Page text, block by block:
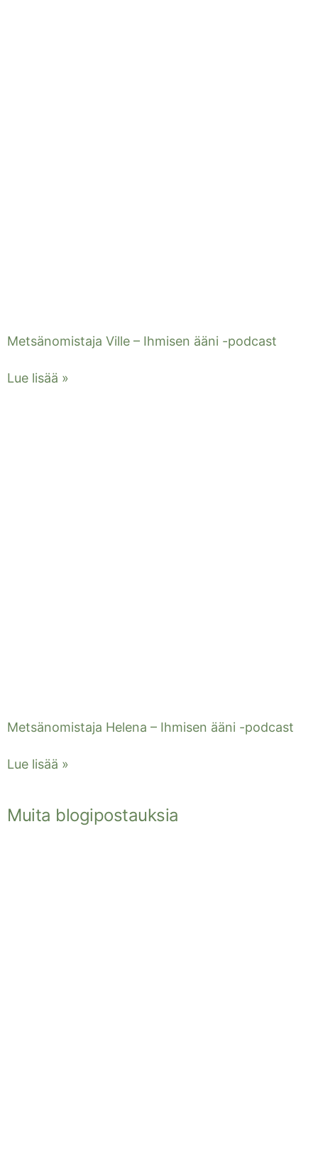
Metsänomistaja Ville – Ihmisen ääni -podcast
Lue lisää »
Metsänomistaja Helena – Ihmisen ääni -podcast
Lue lisää »
Muita blogipostauksia